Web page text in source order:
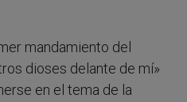
mandamiento del
dioses delante de mí»
en el tema de la